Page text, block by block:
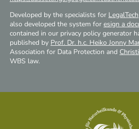
Developed by the specialists for LegalTech
also developed the system for esign a
contained in our privacy policy generator
published by Prof. Dr. h.c. Heiko Jonny
Association for Data Protection and
WBS law.